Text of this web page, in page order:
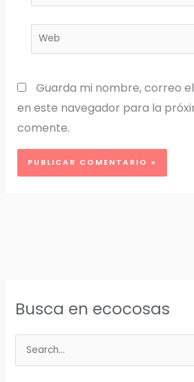
electrónico*
Web
Guarda mi nombre, correo
en este navegador para la
comente.
Busca en ecocosas